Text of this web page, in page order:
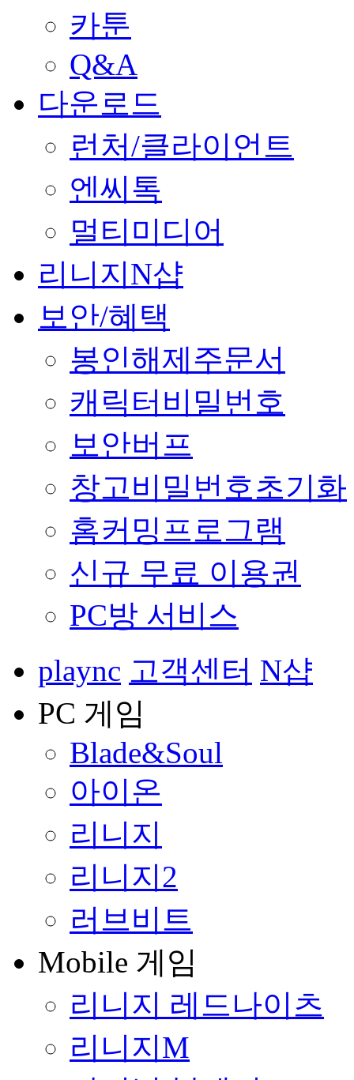
카툰
Q&A
다운로드
런처/클라이언트
엔씨톡
멀티미디어
리니지N샵
보안/혜택
봉인해제주문서
캐릭터비밀번호
보안버프
창고비밀번호초기화
홈커밍프로그램
신규 무료 이용권
PC방 서비스
plaync 고객센터 N샵
PC 게임
Blade&Soul
아이온
리니지
리니지2
러브비트
Mobile 게임
리니지 레드나이츠
리니지M